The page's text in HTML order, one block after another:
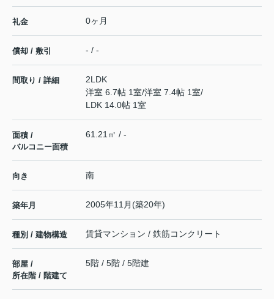
礼金 0ヶ月
償却 / 敷引 - / -
間取り / 詳細
2LDK
洋室 6.7帖 1室/洋室 7.4帖 1室/
LDK 14.0帖 1室
面積 /
バルコニー面積
61.21㎡ / -
向き 南
築年月 2005年11月(築20年)
種別 / 建物構造 賃貸マンション / 鉄筋コンクリート
部屋 /
所在階 / 階建て
5階 / 5階 / 5階建